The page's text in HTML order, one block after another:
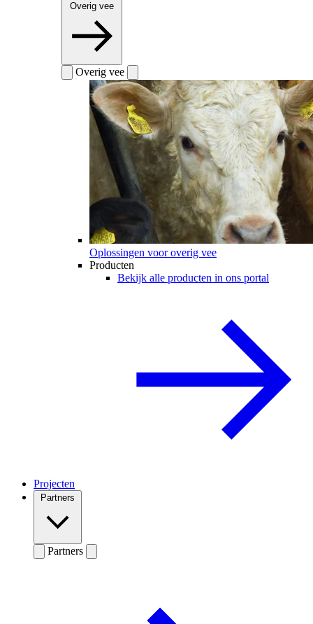
Overig vee
Overig vee
Oplossingen voor overig vee
Producten
Bekijk alle producten in ons portal
Projecten
Partners
Partners